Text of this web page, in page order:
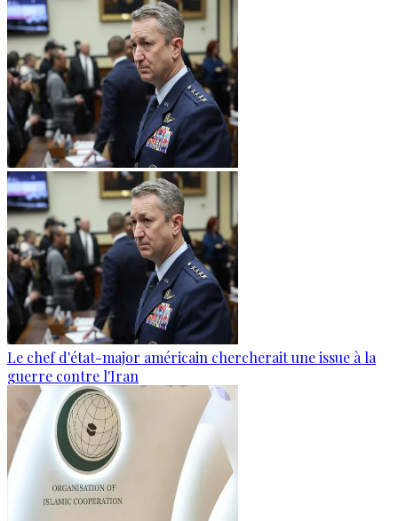
Le chef d'état-major américain chercherait une issue à la
guerre contre l'Iran